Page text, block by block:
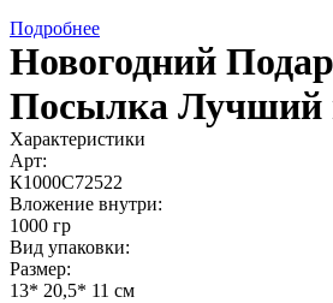
Подробнее
Новогодний
Посылка Лучший
Характеристики
Арт:
К1000С72522
Вложение внутри:
1000 гр
Вид упаковки:
Размер:
13* 20,5* 11 см